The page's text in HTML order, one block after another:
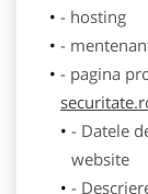
- hosting
-
- pagina
- Datele
website
-